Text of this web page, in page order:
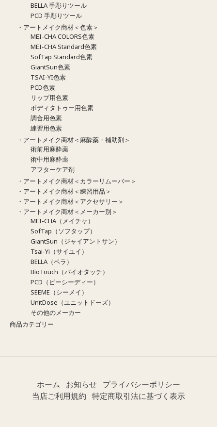
BELLA 手彫りツール
PCD 手彫りツール
・アートメイク商材＜色素＞
MEI-CHA COLORS色素
MEI-CHA Standard色素
SofTap Standard色素
GiantSun色素
TSAI-YI色素
PCD色素
リップ用色素
ボディタトゥー用色素
調合用色素
練習用色素
・アートメイク商材＜麻酔薬・補助剤＞
術前用麻酔薬
術中用麻酔薬
アフターケア剤
・アートメイク商材＜カラーリムーバー＞
・アートメイク商材＜練習用品＞
・アートメイク商材＜アクセサリー＞
・アートメイク商材＜メーカー別＞
MEI-CHA（メイチャ）
SofTap（ソフタップ）
GiantSun（ジャイアントサン）
Tsai-Yi（サイユイ）
BELLA（ベラ）
BioTouch（バイオタッチ）
PCD（ピーシーディー）
SEEME（シーメイ）
UnitDose（ユニットドーズ）
その他のメーカー
商品カテゴリー
ホーム お知らせ プライバシーポリシー
当店ご利用規約 特定商取引法に基づく表示